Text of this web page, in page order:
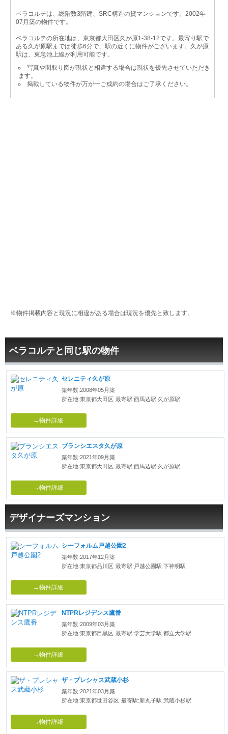
ベラコルテは、総階数3階建、SRC構造の貸マンションです。2002年
07月築の物件です。
ベラコルテの所在地は、東京都大田区久が原1-38-12です。最寄り駅で
ある久が原駅までは徒歩6分で、駅の近くに物件がございます。久が原
駅は、東急池上線が利用可能です。
写真や間取り図が現状と相違する場合は現状を優先させていただき
ます。
掲載している物件が万が一ご成約の場合はご了承ください。
※物件掲載内容と現況に相違がある場合は現況を優先と致します。
ベラコルテと同じ駅の物件
セレニティ久が原
築年数:2008年05月築
所在地:東京都大田区 最寄駅:西馬込駅 久が原駅
→物件詳細
ブランシエスタ久が原
築年数:2021年09月築
所在地:東京都大田区 最寄駅:西馬込駅 久が原駅
→物件詳細
デザイナーズマンション
シーフォルム戸越公園2
築年数:2017年12月築
所在地:東京都品川区 最寄駅:戸越公園駅 下神明駅
→物件詳細
NTPRレジデンス鷹番
築年数:2009年03月築
所在地:東京都目黒区 最寄駅:学芸大学駅 都立大学駅
→物件詳細
ザ・プレシャス武蔵小杉
築年数:2021年03月築
所在地:東京都世田谷区 最寄駅:新丸子駅 武蔵小杉駅
→物件詳細